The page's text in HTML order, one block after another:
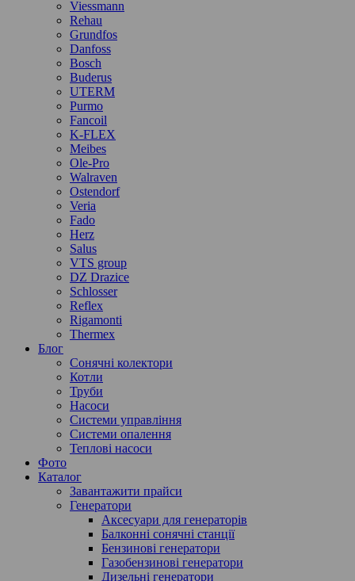
Viessmann
Rehau
Grundfos
Danfoss
Bosch
Buderus
UTERM
Purmo
Fancoil
K-FLEX
Meibes
Ole-Pro
Walraven
Ostendorf
Veria
Fado
Herz
Salus
VTS group
DZ Drazice
Schlosser
Reflex
Rigamonti
Thermex
Блог
Сонячні колектори
Котли
Труби
Насоси
Системи управління
Системи опалення
Теплові насоси
Фото
Каталог
Завантажити прайси
Генератори
Аксесуари для генераторів
Балконні сонячні станції
Бензинові генератори
Газобензинові генератори
Дизельні генератори